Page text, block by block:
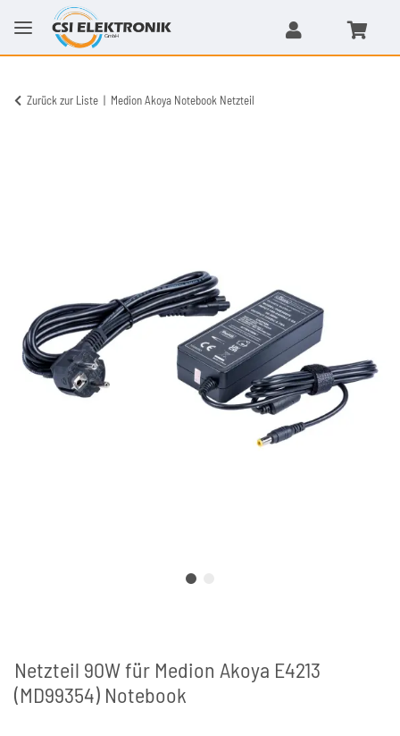
Zurück zur Liste Medion Akoya Notebook Netzteil
Netzteil 90W für Medion Akoya E4213
(MD99354) Notebook